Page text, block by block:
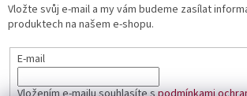
Vložte svůj e-mail a my vám budeme zasílat
produktech na našem e-shopu.
E-mail